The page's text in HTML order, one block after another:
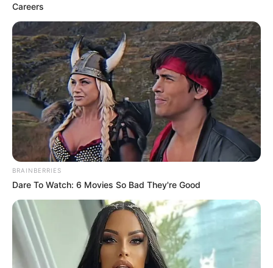
me jodas! Parecía que el mismo coche
estaba cantando su funeral.
La Escena Limpia… Demasiado Limpia:
El impacto fue brutal. El coche dio al
menos diez vueltas de campana antes de
aterrizar sobre el techo. Pero… ¡NO
HABÍA SANGRE! Ni una gota. Los
asientos de piel italiana estaban
rasgados, las bolsas de aire reventadas,
pero no había rastro humano. Ni del
Jaguar, ni de las morras, ni de nadie.
El Mensaje en el Tablero:Y esto es lo
que la fiscalía quiere ocultar a toda costa.
Fuentes internas de su seguro servidor
Careers
BRAINBERRIES
Dare To Watch: 6 Movies So Bad They're Good